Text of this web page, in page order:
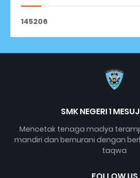
145206
SMK NEGERI 1
Mencetak tenaga madya
mandiri dan bernurani dengan
taqwa